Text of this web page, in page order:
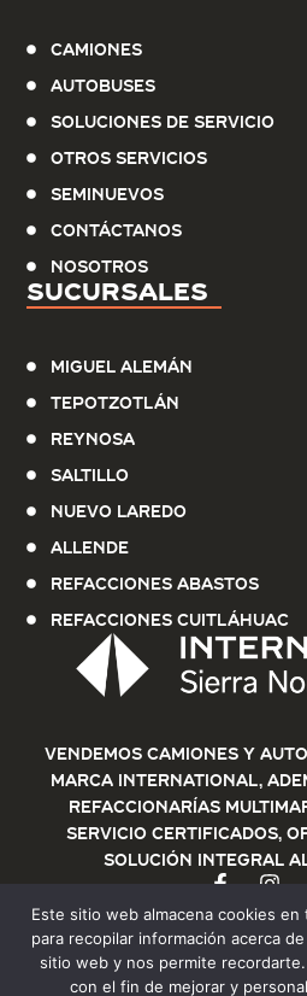
Vendemos Camiones y
marca International,
refaccionarías
servicio certificados,
solución integral
Sucursales
Miguel Alemán
Tepotzotlán
Reynosa
Saltillo
Nuevo Laredo
Allende
Refacciones Abastos
Refacciones Cuitláhuac
Camiones
Autobuses
Soluciones de servicio
Otros Servicios
Seminuevos
Contáctanos
Nosotros
Este sitio web almacena cookies en
para recopilar información acerca
sitio web y nos permite
con el fin de mejorar y